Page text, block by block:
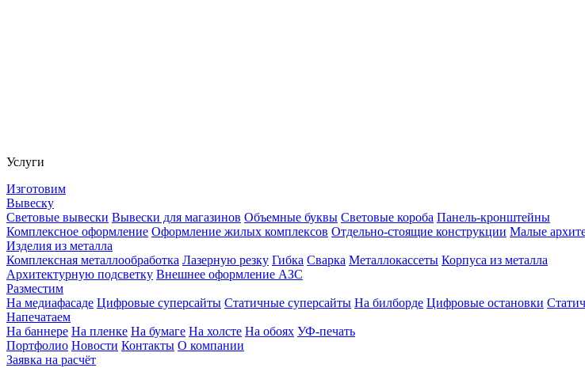
Услуги
Изготовим
Вывеску
Световые вывески Вывески для магазинов Объемные буквы Световые короба Панель-кронштейны
Комплексное оформление Оформление жилых комплексов Отдельно-стоящие конструкции Малые
Изделия из металла
Комплексная металлообработка Лазерную резку Гибка Сварка Металлокассеты Корпуса из металла
Архитектурную подсветку Внешнее оформление АЗС
Разместим
На медиафасаде Цифровые суперсайты Статичные суперсайты На билборде Цифровые остановки
Напечатаем
На баннере На пленке На бумаге На холсте На обоях УФ-печать
Портфолио Новости Контакты О компании
Заявка на расчёт